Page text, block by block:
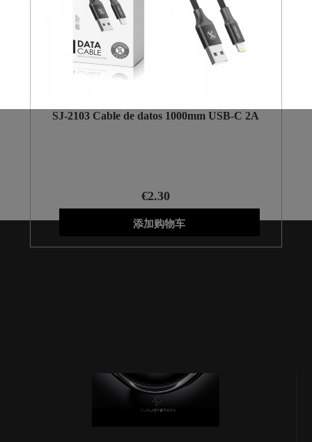
SJ-2103 Cable de datos 1000mm USB-C 2A
€2.30
添加购物车